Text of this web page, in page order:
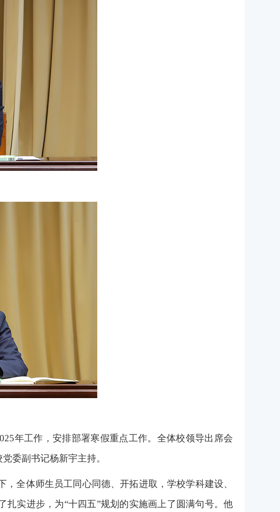
年工作，安排部署寒假重点工作。全体校领导出席会
委副书记杨新宇主持。
全体师生员工同心同德、开拓进取，学校学科建设、
实进步，为“十四五”规划的实施画上了圆满句号。他